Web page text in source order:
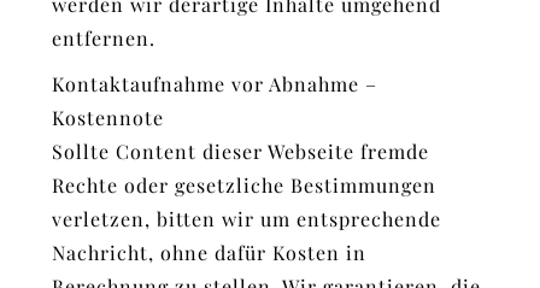
entfernen.
Kontaktaufnahme vor Abnahme –
Kostennote
Sollte Content dieser Webseite fremde
Rechte oder gesetzliche Bestimmungen
verletzen, bitten wir um entsprechende
Nachricht, ohne dafür Kosten in